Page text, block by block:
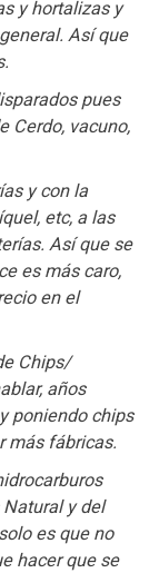
y hortalizas y
Así que
pues
Cerdo, vacuno,
y con la
etc, a las
Así que se
es más caro,
en el
Chips/
años
poniendo chips
más fábricas.
y del
es que no
hacer que se